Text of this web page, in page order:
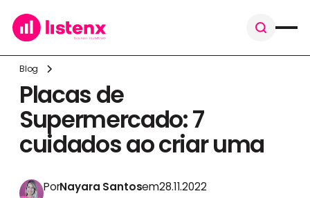
Blog
Placas de
Supermercado: 7
cuidados ao criar uma
PorNayara Santosem28.11.2022